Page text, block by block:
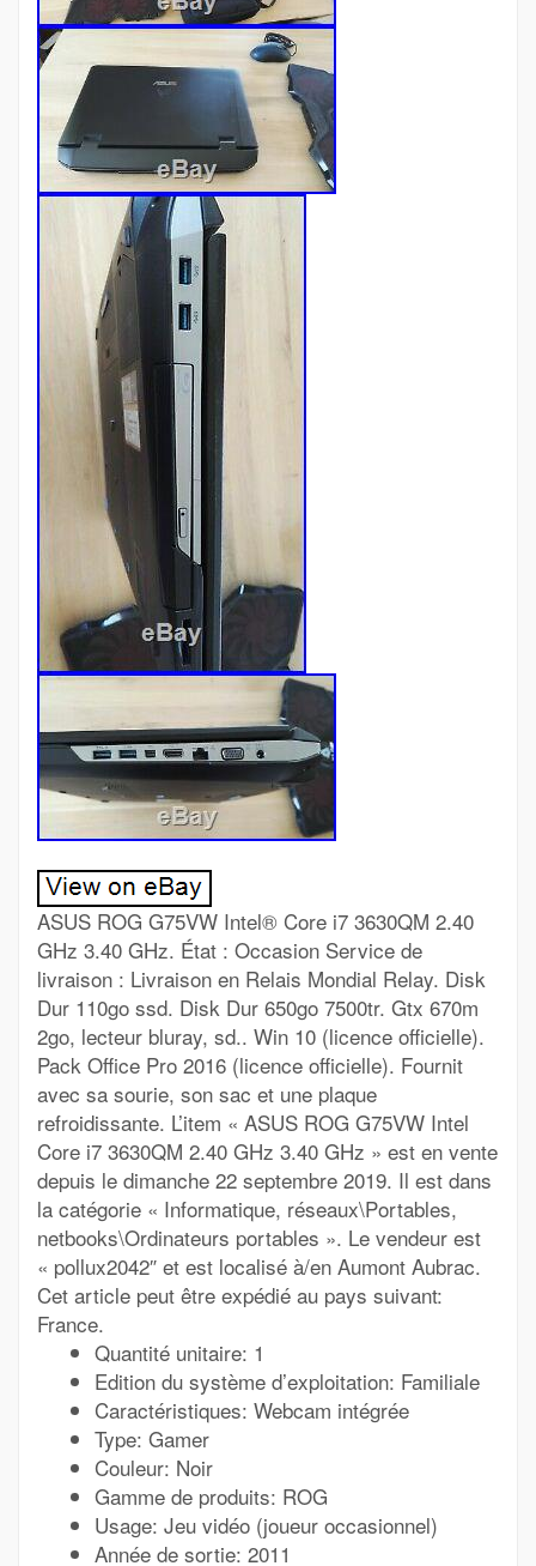
ASUS ROG G75VW Intel® Core i7 3630QM 2.40
GHz 3.40 GHz. État : Occasion Service de
livraison : Livraison en Relais Mondial Relay. Disk
Dur 110go ssd. Disk Dur 650go 7500tr. Gtx 670m
2go, lecteur bluray, sd.. Win 10 (licence officielle).
Pack Office Pro 2016 (licence officielle). Fournit
avec sa sourie, son sac et une plaque
refroidissante. L’item « ASUS ROG G75VW Intel
Core i7 3630QM 2.40 GHz 3.40 GHz » est en vente
depuis le dimanche 22 septembre 2019. Il est dans
la catégorie « Informatique, réseaux\Portables,
netbooks\Ordinateurs portables ». Le vendeur est
« pollux2042″ et est localisé à/en Aumont Aubrac.
Cet article peut être expédié au pays suivant:
France.
Quantité unitaire: 1
Edition du système d’exploitation: Familiale
Caractéristiques: Webcam intégrée
Type: Gamer
Couleur: Noir
Gamme de produits: ROG
Usage: Jeu vidéo (joueur occasionnel)
Année de sortie: 2011